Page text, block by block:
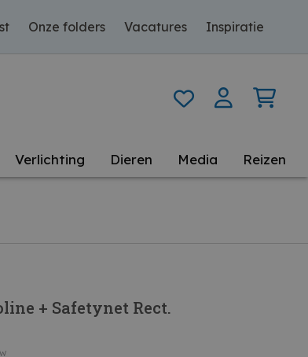
Onze folders Vacatures Inspiratie
Verlichting Dieren Media Reizen
+ Safetynet Rect.